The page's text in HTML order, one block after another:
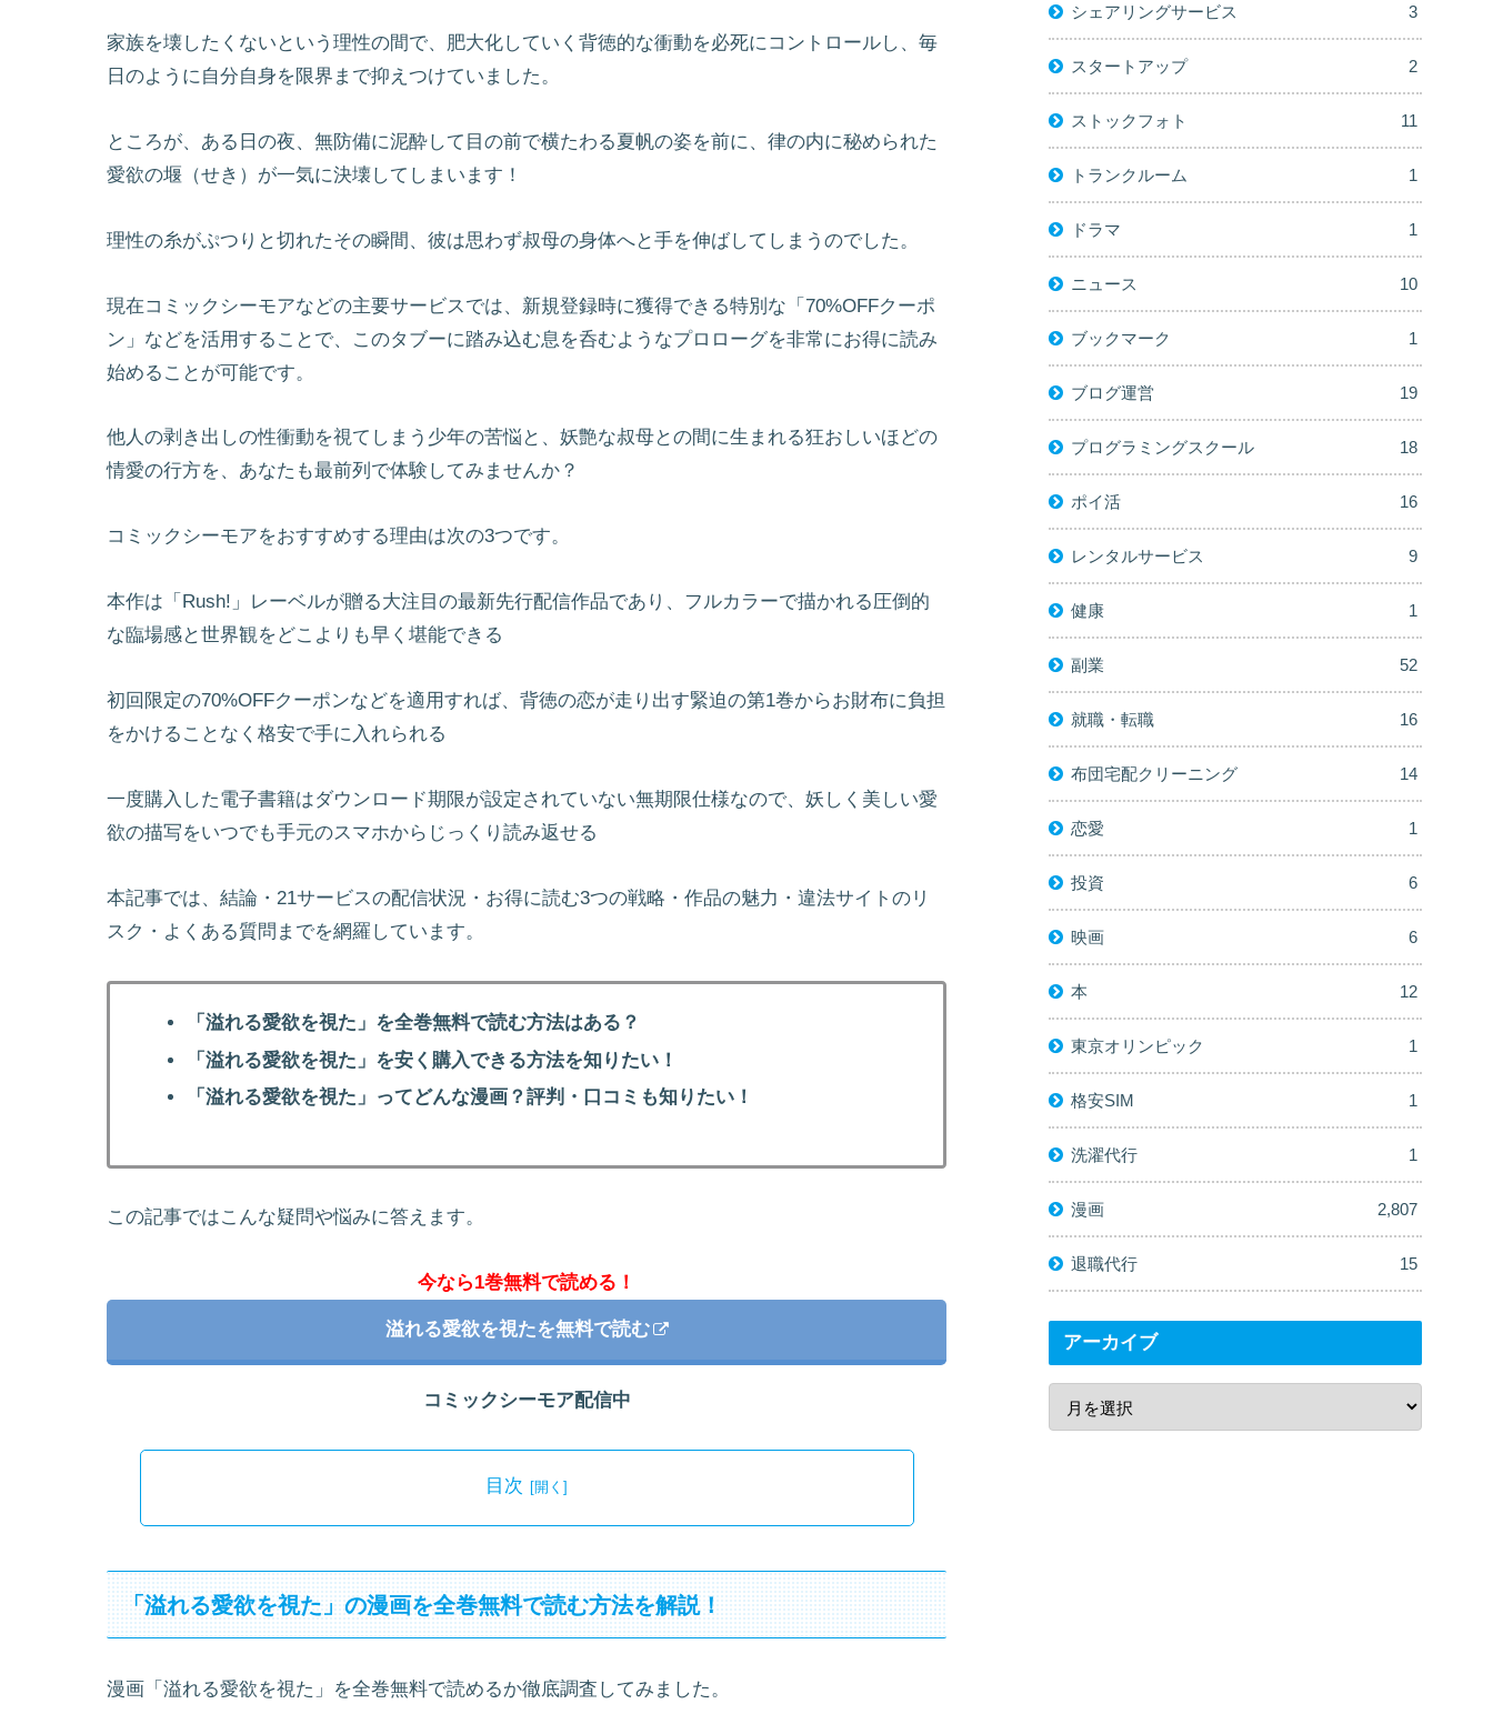
家族を壊したくないという理性の間で、肥大化していく背徳的な衝動を必死にコントロールし、毎
日のように自分自身を限界まで抑えつけていました。
ところが、ある日の夜、無防備に泥酔して目の前で横たわる夏帆の姿を前に、律の内に秘められた
愛欲の堰（せき）が一気に決壊してしまいます！
理性の糸がぷつりと切れたその瞬間、彼は思わず叔母の身体へと手を伸ばしてしまうのでした。
現在コミックシーモアなどの主要サービスでは、新規登録時に獲得できる特別な「70%OFFクーポ
ン」などを活用することで、このタブーに踏み込む息を呑むようなプロローグを非常にお得に読み
始めることが可能です。
他人の剥き出しの性衝動を視てしまう少年の苦悩と、妖艶な叔母との間に生まれる狂おしいほどの
情愛の行方を、あなたも最前列で体験してみませんか？
コミックシーモアをおすすめする理由は次の3つです。
本作は「Rush!」レーベルが贈る大注目の最新先行配信作品であり、フルカラーで描かれる圧倒的
な臨場感と世界観をどこよりも早く堪能できる
初回限定の70%OFFクーポンなどを適用すれば、背徳の恋が走り出す緊迫の第1巻からお財布に負担
をかけることなく格安で手に入れられる
一度購入した電子書籍はダウンロード期限が設定されていない無期限仕様なので、妖しく美しい愛
欲の描写をいつでも手元のスマホからじっくり読み返せる
本記事では、結論・21サービスの配信状況・お得に読む3つの戦略・作品の魅力・違法サイトのリ
スク・よくある質問までを網羅しています。
「溢れる愛欲を視た」を全巻無料で読む方法はある？
「溢れる愛欲を視た」を安く購入できる方法を知りたい！
「溢れる愛欲を視た」ってどんな漫画？評判・口コミも知りたい！
この記事ではこんな疑問や悩みに答えます。
今なら1巻無料で読める！
溢れる愛欲を視たを無料で読む
コミックシーモア配信中
目次
「溢れる愛欲を視た」の漫画を全巻無料で読む方法を解説！
漫画「溢れる愛欲を視た」を全巻無料で読めるか徹底調査してみました。
シェアリングサービス 3
スタートアップ 2
ストックフォト 11
トランクルーム 1
ドラマ 1
ニュース 10
ブックマーク 1
ブログ運営 19
プログラミングスクール 18
ポイ活 16
レンタルサービス 9
健康 1
副業 52
就職・転職 16
布団宅配クリーニング 14
恋愛 1
投資 6
映画 6
本 12
東京オリンピック 1
格安SIM 1
洗濯代行 1
漫画 2,807
退職代行 15
アーカイブ